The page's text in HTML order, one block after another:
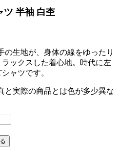
半袖 白杢
の生地が、身体の線をゆったり
ックスした着心地。時代に左
ャツです。
実際の商品とは色が多少異な